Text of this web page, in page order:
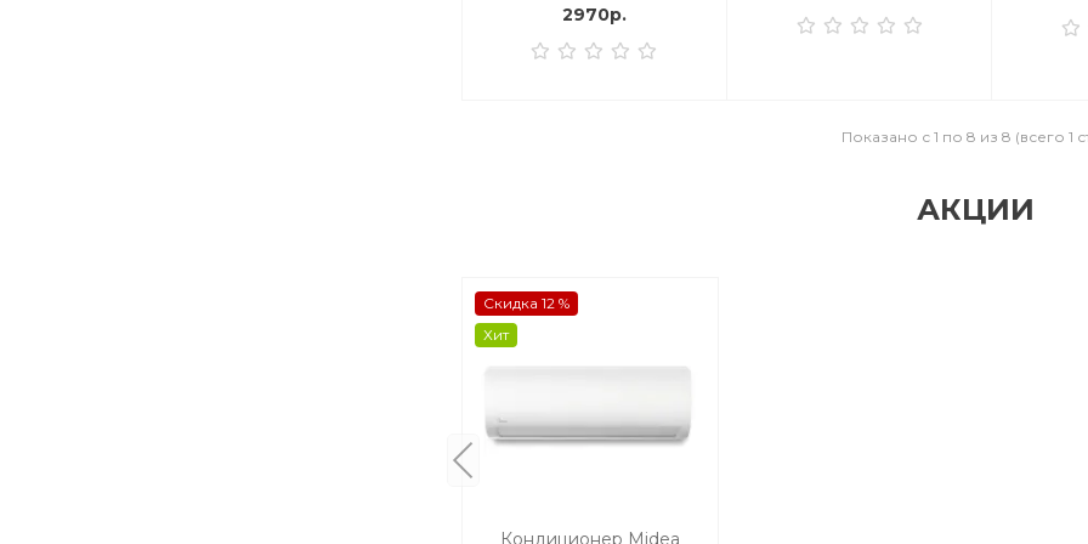
2970р.
Показано с 1 по 8 из 8 (всего 1
АКЦИИ
Скидка 12 %
Хит
Кондиционер Midea